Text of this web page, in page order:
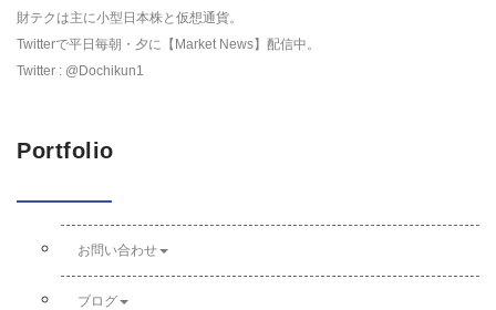
財テクは主に小型日本株と仮想通貨。
Twitterで平日毎朝・夕に【Market News】配信中。
Twitter : @Dochikun1
Portfolio
お問い合わせ
ブログ